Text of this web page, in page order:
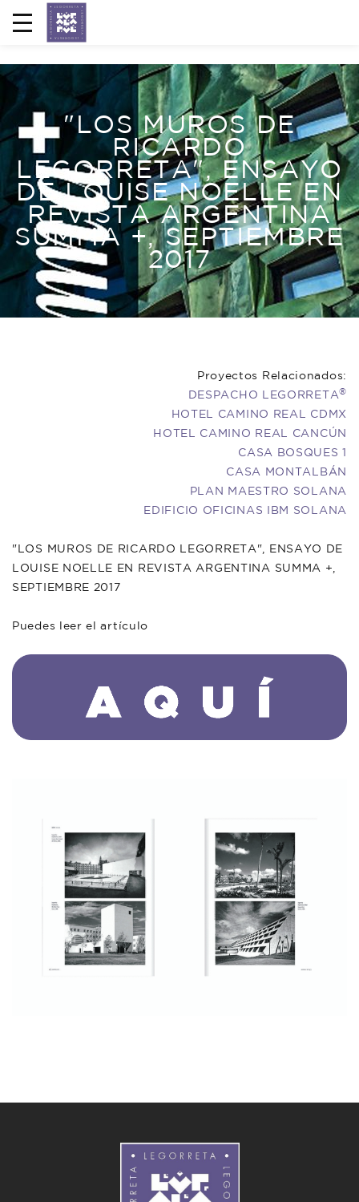
"LOS MUROS DE
RICARDO
LEGORRETA", ENSAYO
DE LOUISE NOELLE EN
REVISTA ARGENTINA
SUMMA +, SEPTIEMBRE
2017
Proyectos Relacionados:
DESPACHO LEGORRETA®
HOTEL CAMINO REAL CDMX
HOTEL CAMINO REAL CANCÚN
CASA BOSQUES 1
CASA MONTALBÁN
PLAN MAESTRO SOLANA
EDIFICIO OFICINAS IBM SOLANA
"LOS MUROS DE RICARDO LEGORRETA", ENSAYO DE
LOUISE NOELLE EN REVISTA ARGENTINA SUMMA +,
SEPTIEMBRE 2017
Puedes leer el artículo